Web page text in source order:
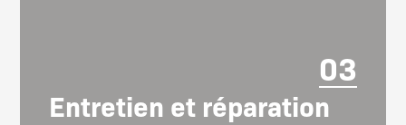
03
Entretien et réparation